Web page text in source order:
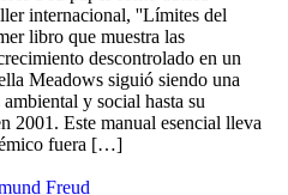
internacional, ''Límites del
libro que muestra las
descontrolado en un
Meadows siguió siendo una
y social hasta su
2001. Este manual esencial lleva
fuera […]
Freud